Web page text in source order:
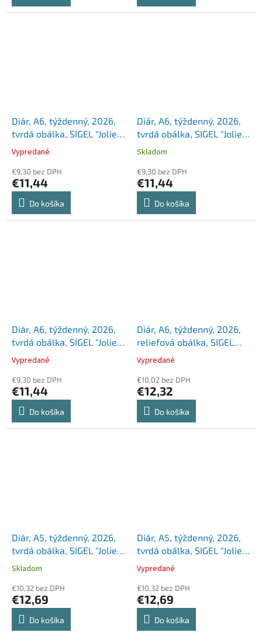
Diár, A6, týždenný, 2026,
tvrdá obálka, SIGEL "Jolie",
Mocca Meringue
Vypredané
€9,30 bez DPH
€11,44
Do košíka
Diár, A6, týždenný, 2026,
tvrdá obálka, SIGEL "Jolie",
Mystic Aquamarin
Skladom
€9,30 bez DPH
€11,44
Do košíka
Diár, A6, týždenný, 2026,
tvrdá obálka, SIGEL "Jolie",
Violet Jungle Fever
Vypredané
€9,30 bez DPH
€11,44
Do košíka
Diár, A6, týždenný, 2026,
reliefová obálka, SIGEL
"Jolie", kobaltovo modrý
Vypredané
€10,02 bez DPH
€12,32
Do košíka
Diár, A5, týždenný, 2026,
tvrdá obálka, SIGEL "Jolie",
aqua zelený
Skladom
€10,32 bez DPH
€12,69
Do košíka
Diár, A5, týždenný, 2026,
tvrdá obálka, SIGEL "Jolie",
indigo modrý
Vypredané
€10,32 bez DPH
€12,69
Do košíka